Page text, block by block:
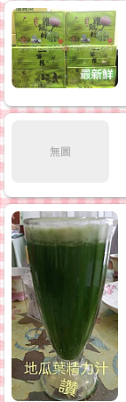
無圖